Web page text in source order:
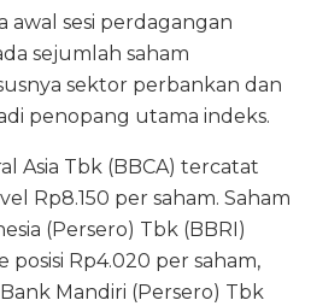
awal sesi perdagangan
sejumlah saham
sektor perbankan dan
penopang utama indeks.
Asia Tbk (BBCA) tercatat
Rp8.150 per saham. Saham
(Persero) Tbk (BBRI)
posisi Rp4.020 per saham,
Mandiri (Persero) Tbk